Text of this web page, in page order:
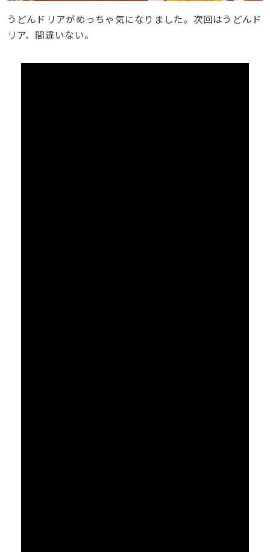
うどんドリアがめっちゃ気になりました。次回はうどんド
リア、間違いない。